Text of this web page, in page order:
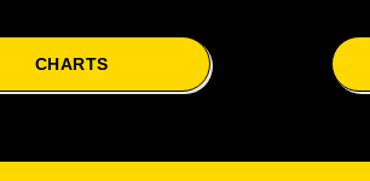
CHARTS